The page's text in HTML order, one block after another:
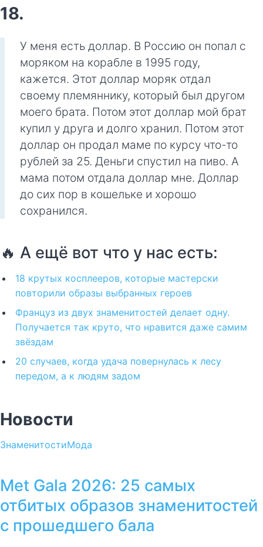
18.
У меня есть доллар. В Россию он попал с
моряком на корабле в 1995 году,
кажется. Этот доллар моряк отдал
своему племяннику, который был другом
моего брата. Потом этот доллар мой брат
купил у друга и долго хранил. Потом этот
доллар он продал маме по курсу что-то
рублей за 25. Деньги спустил на пиво. А
мама потом отдала доллар мне. Доллар
до сих пор в кошельке и хорошо
сохранился.
🔥 А ещё вот что у нас есть:
18 крутых косплееров, которые мастерски
повторили образы выбранных героев
Француз из двух знаменитостей делает одну.
Получается так круто, что нравится даже самим
звёздам
20 случаев, когда удача повернулась к лесу
передом, а к людям задом
Новости
ЗнаменитостиМода
Met Gala 2026: 25 самых
отбитых образов знаменитостей
с прошедшего бала